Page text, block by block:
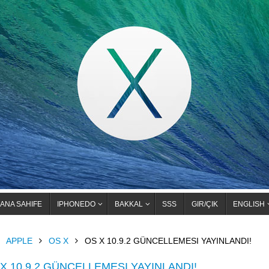
ANA SAHIFE IPHONEDO BAKKAL SSS GIR/ÇIK ENGLISH
APPLE OS X OS X 10.9.2 GÜNCELLEMESI YAYINLANDI!
10.9.2 GÜNCELLEMESI YAYINLANDI!